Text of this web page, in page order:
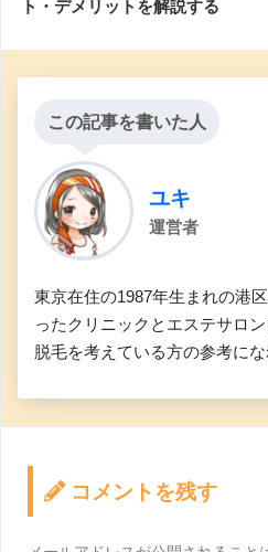
ト・デメリットを解説する
この記事を書いた人
ユキ
運営者
東京在住の1987年生まれの港
ったクリニックとエステサロ
脱毛を考えている方の参考にな
コメントを残す